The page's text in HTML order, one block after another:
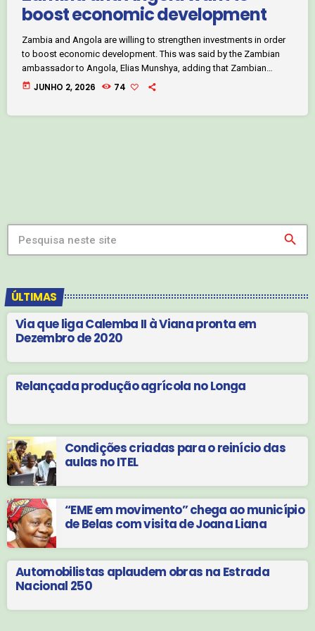
boost economic development
Zambia and Angola are willing to strengthen investments in order
to boost economic development. This was said by the Zambian
ambassador to Angola, Elias Munshya, adding that Zambian
authorities invites Angolan businesspeople to attend Invest in
today JUNHO 2, 2026 74
search
ÚLTIMAS
Via que liga Calemba II à Viana pronta em
Dezembro de 2020
Relançada produção agrícola no Longa
Condições criadas para o reinício das
aulas no ITEL
“EME em movimento” chega ao município
de Belas com visita de Joana Liana
Automobilistas aplaudem obras na Estrada
Nacional 250